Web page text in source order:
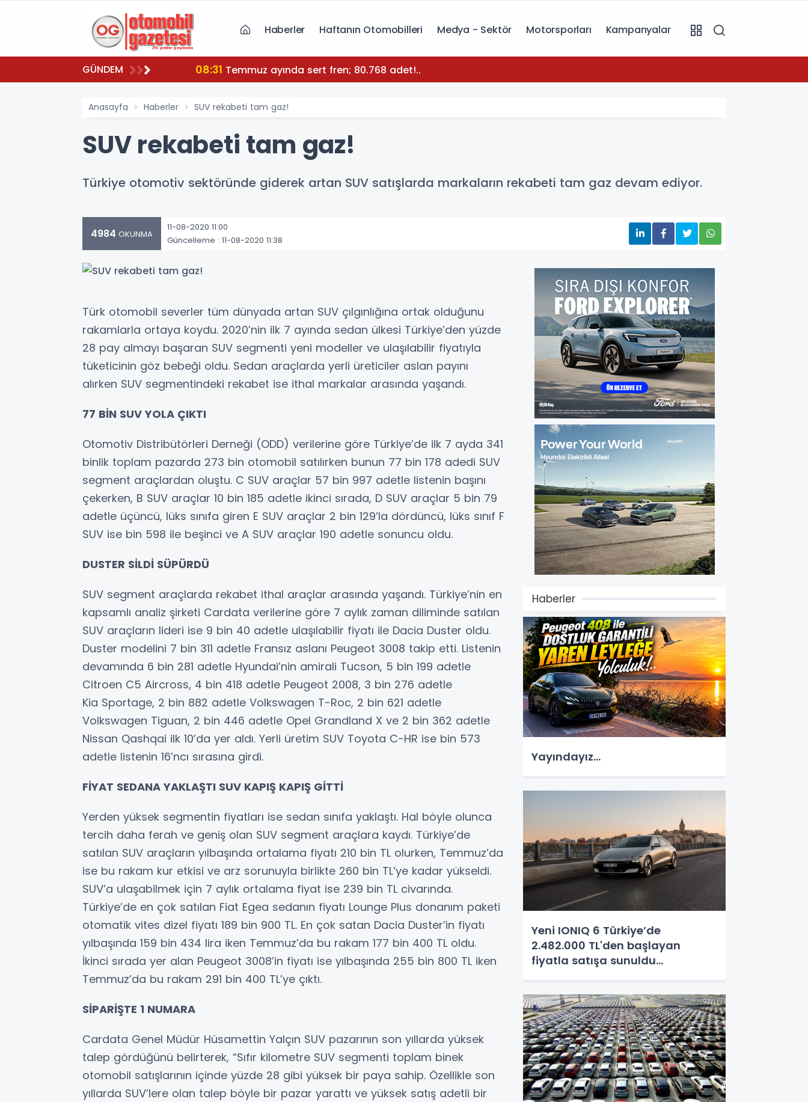
Haberler Haftanın Otomobilleri Medya - Sektör Motorsporları Kampanyalar
GÜNDEM 08:31 Temmuz ayında sert fren; 80.768 adet!..
Anasayfa Haberler SUV rekabeti tam gaz!
SUV rekabeti tam gaz!
Türkiye otomotiv sektöründe giderek artan SUV satışlarda markaların rekabeti tam gaz devam ediyor.
4984 OKUNMA
11-08-2020 11:00
Güncelleme : 11-08-2020 11:38
Türk otomobil severler tüm dünyada artan SUV çılgınlığına ortak olduğunu
rakamlarla ortaya koydu. 2020’nin ilk 7 ayında sedan ülkesi Türkiye’den yüzde
28 pay almayı başaran SUV segmenti yeni modeller ve ulaşılabilir fiyatıyla
tüketicinin göz bebeği oldu. Sedan araçlarda yerli üreticiler aslan payını
alırken SUV segmentindeki rekabet ise ithal markalar arasında yaşandı.
77 BİN SUV YOLA ÇIKTI
Otomotiv Distribütörleri Derneği (ODD) verilerine göre Türkiye’de ilk 7 ayda 341
binlik toplam pazarda 273 bin otomobil satılırken bunun 77 bin 178 adedi SUV
segment araçlardan oluştu. C SUV araçlar 57 bin 997 adetle listenin başını
çekerken, B SUV araçlar 10 bin 185 adetle ikinci sırada, D SUV araçlar 5 bin 79
adetle üçüncü, lüks sınıfa giren E SUV araçlar 2 bin 129’la dördüncü, lüks sınıf F
SUV ise bin 598 ile beşinci ve A SUV araçlar 190 adetle sonuncu oldu.
DUSTER SİLDİ SÜPÜRDÜ
SUV segment araçlarda rekabet ithal araçlar arasında yaşandı. Türkiye’nin en
kapsamlı analiz şirketi Cardata verilerine göre 7 aylık zaman diliminde satılan
SUV araçların lideri ise 9 bin 40 adetle ulaşılabilir fiyatı ile Dacia Duster oldu.
Duster modelini 7 bin 311 adetle Fransız aslanı Peugeot 3008 takip etti. Listenin
devamında 6 bin 281 adetle Hyundai’nin amirali Tucson, 5 bin 199 adetle
Citroen C5 Aircross, 4 bin 418 adetle Peugeot 2008, 3 bin 276 adetle
Kia Sportage, 2 bin 882 adetle Volkswagen T-Roc, 2 bin 621 adetle
Volkswagen Tiguan, 2 bin 446 adetle Opel Grandland X ve 2 bin 362 adetle
Nissan Qashqai ilk 10’da yer aldı. Yerli üretim SUV Toyota C-HR ise bin 573
adetle listenin 16’ncı sırasına girdi.
FİYAT SEDANA YAKLAŞTI SUV KAPIŞ KAPIŞ GİTTİ
Yerden yüksek segmentin fiyatları ise sedan sınıfa yaklaştı. Hal böyle olunca
tercih daha ferah ve geniş olan SUV segment araçlara kaydı. Türkiye’de
satılan SUV araçların yılbaşında ortalama fiyatı 210 bin TL olurken, Temmuz’da
ise bu rakam kur etkisi ve arz sorunuyla birlikte 260 bin TL’ye kadar yükseldi.
SUV’a ulaşabilmek için 7 aylık ortalama fiyat ise 239 bin TL civarında.
Türkiye’de en çok satılan Fiat Egea sedanın fiyatı Lounge Plus donanım paketi
otomatik vites dizel fiyatı 189 bin 900 TL. En çok satan Dacia Duster’in fiyatı
yılbaşında 159 bin 434 lira iken Temmuz’da bu rakam 177 bin 400 TL oldu.
İkinci sırada yer alan Peugeot 3008’in fiyatı ise yılbaşında 255 bin 800 TL iken
Temmuz’da bu rakam 291 bin 400 TL’ye çıktı.
SİPARİŞTE 1 NUMARA
Cardata Genel Müdür Hüsamettin Yalçın SUV pazarının son yıllarda yüksek
talep gördüğünü belirterek, “Sıfır kilometre SUV segmenti toplam binek
otomobil satışlarının içinde yüzde 28 gibi yüksek bir paya sahip. Özellikle son
yıllarda SUV’lere olan talep böyle bir pazar yarattı ve yüksek satış adetli bir
Haberler
Yayındayız...
Yeni IONIQ 6 Türkiye’de
2.482.000 TL'den başlayan
fiyatla satışa sunuldu...